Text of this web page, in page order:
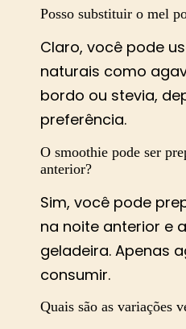
Posso substituir o mel
Claro, você pode
naturais como
bordo ou stevia,
preferência.
O smoothie pode ser
anterior?
Sim, você pode
na noite anterior e
geladeira. Apenas
consumir.
Quais são as variações